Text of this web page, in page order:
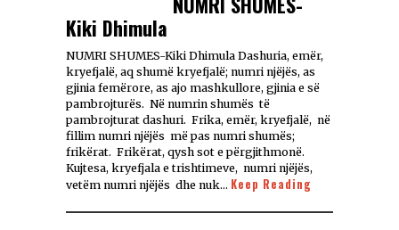
Kiki Dhimula
NUMRI SHUMES-Kiki Dhimula Dashuria, emër,
kryefjalë, aq shumë kryefjalë; numri njëjës, as
gjinia femërore, as ajo mashkullore, gjinia e së
pambrojturës. Në numrin shumës të
pambrojturat dashuri. Frika, emër, kryefjalë, në
fillim numri njëjës më pas numri shumës;
frikërat. Frikërat, qysh sot e përgjithmonë.
Kujtesa, kryefjala e trishtimeve, numri njëjës,
vetëm numri njëjës dhe nuk… Keep Reading